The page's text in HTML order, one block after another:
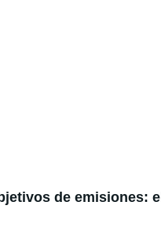
de emisiones: el